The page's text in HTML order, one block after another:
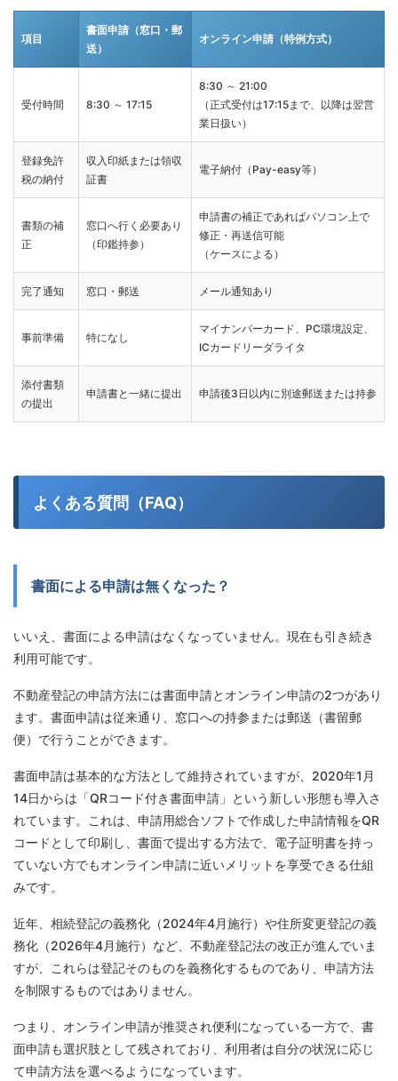
項目
書面申請（窓口・郵
送）
オンライン申請（特例方式）
受付時間 8:30 ～ 17:15
8:30 ～ 21:00
（正式受付は17:15まで、以降は翌営
業日扱い）
登録免許
税の納付
収入印紙または領収
証書
電子納付（Pay-easy等）
書類の補
正
窓口へ行く必要あり
（印鑑持参）
申請書の補正であればパソコン上で
修正・再送信可能
（ケースによる）
完了通知 窓口・郵送 メール通知あり
事前準備 特になし
マイナンバーカード、PC環境設定、
ICカードリーダライタ
添付書類
の提出
申請書と一緒に提出 申請後3日以内に別途郵送または持参
よくある質問（FAQ）
書面による申請は無くなった？
いいえ、書面による申請はなくなっていません。現在も引き続き
利用可能です。
不動産登記の申請方法には書面申請とオンライン申請の2つがあり
ます。書面申請は従来通り、窓口への持参または郵送（書留郵
便）で行うことができます。
書面申請は基本的な方法として維持されていますが、2020年1月
14日からは「QRコード付き書面申請」という新しい形態も導入さ
れています。これは、申請用総合ソフトで作成した申請情報をQR
コードとして印刷し、書面で提出する方法で、電子証明書を持っ
ていない方でもオンライン申請に近いメリットを享受できる仕組
みです。
近年、相続登記の義務化（2024年4月施行）や住所変更登記の義
務化（2026年4月施行）など、不動産登記法の改正が進んでいま
すが、これらは登記そのものを義務化するものであり、申請方法
を制限するものではありません。
つまり、オンライン申請が推奨され便利になっている一方で、書
面申請も選択肢として残されており、利用者は自分の状況に応じ
て申請方法を選べるようになっています。